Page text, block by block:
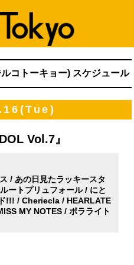
コトーキョー) スケジュール
Vol.7』
/ あの日見たラッキースタ
ートプリュフォール / にと
!!! / Cheriecla / HEARLATE
MY NOTES / ポラライト